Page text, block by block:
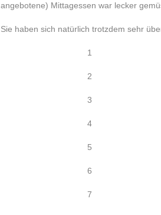
angebotene) Mittagessen war lecker
Sie haben sich natürlich trotzdem sehr
1
2
3
4
5
6
7